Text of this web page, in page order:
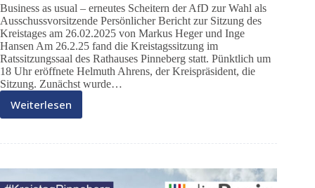
Business as usual – erneutes Scheitern der AfD zur Wahl als
Ausschussvorsitzende Persönlicher Bericht zur Sitzung des
Kreistages am 26.02.2025 von Markus Heger und Inge
Hansen Am 26.2.25 fand die Kreistagssitzung im
Ratssitzungssaal des Rathauses Pinneberg statt. Pünktlich um
18 Uhr eröffnete Helmuth Ahrens, der Kreispräsident, die
Sitzung. Zunächst wurde…
Weiterlesen
DieBasis